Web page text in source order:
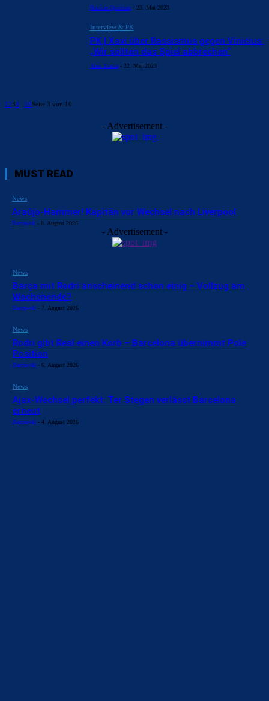
Bastian Quednau - 23. Mai 2023
Interview & PK
PK | Xavi über Rassismus gegen Vinicius:
„Wir sollten das Spiel abbrechen“
Alex Truica - 22. Mai 2023
1234 10Seite 3 von 10
- Advertisement -
MUST READ
News
Araújo-Hammer! Kapitän vor Wechsel nach Liverpool
Barçawelt - 8. August 2026
- Advertisement -
News
Barça mit Rodri anscheinend schon einig – Vollzug am
Wochenende?
Barçawelt - 7. August 2026
News
Rodri gibt Real einen Korb – Barcelona übernimmt Pole
Position
Barçawelt - 6. August 2026
News
Ajax-Wechsel perfekt: Ter Stegen verlässt Barcelona
erneut
Barçawelt - 4. August 2026